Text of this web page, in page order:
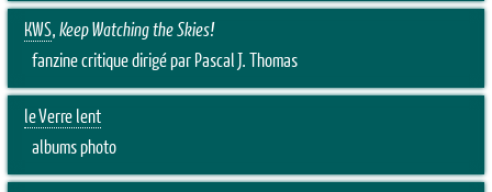
KWS, Keep Watching the Skies!
fanzine critique dirigé par Pascal J. Thomas
le Verre lent
albums photo